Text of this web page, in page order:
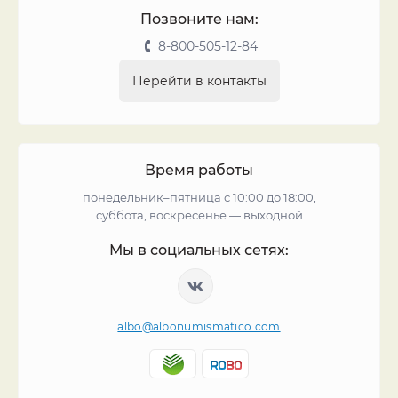
Позвоните нам:
8-800-505-12-84
Перейти в контакты
Время работы
понедельник–пятница с 10:00 до 18:00,
суббота, воскресенье — выходной
Мы в социальных сетях:
albo@albonumismatico.com